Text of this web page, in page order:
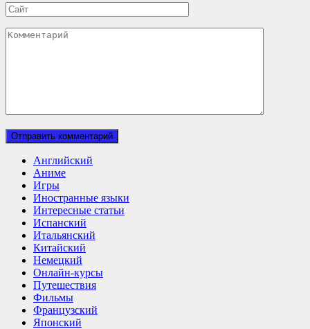
Сайт
Комментарий
Английский
Аниме
Игры
Иностранные языки
Интересные статьи
Испанский
Итальянский
Китайский
Немецкий
Онлайн-курсы
Путешествия
Фильмы
Французский
Японский